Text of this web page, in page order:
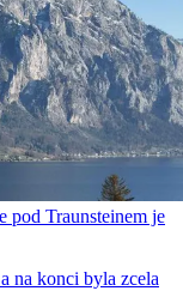
pod Traunsteinem je
na konci byla zcela